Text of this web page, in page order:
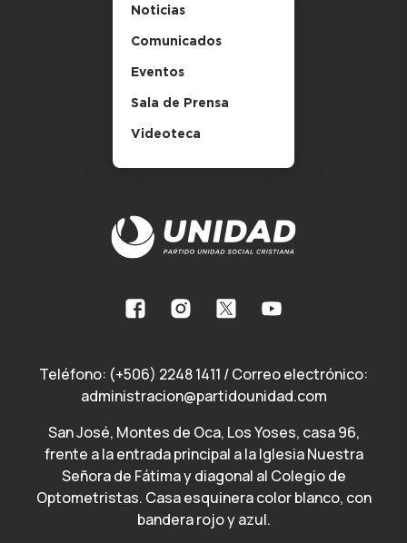
Noticias
Comunicados
Eventos
Sala de Prensa
Videoteca
Teléfono: (+506) 2248 1411 / Correo electrónico:
administracion@partidounidad.com
San José, Montes de Oca, Los Yoses, casa 96,
frente a la entrada principal a la Iglesia Nuestra
Señora de Fátima y diagonal al Colegio de
Optometristas. Casa esquinera color blanco, con
bandera rojo y azul.